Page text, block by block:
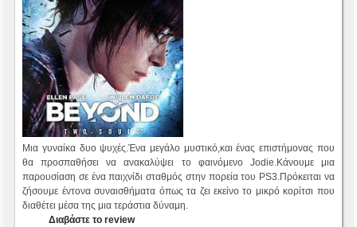
Μια γυναίκα δυο ψυχές.Ένα μεγάλο μυστικό,και ένας επιστήμονας που
θα προσπαθήσει να ανακαλύψει το φαινόμενο Jodie.Κάνουμε μια
παρουσίαση σε ένα παιχνίδι σταθμός στην πορεία του PS3.Πρόκειται να
ζήσουμε έντονα συναισθήματα όπως τα ζει εκείνο το μικρό κορίτσι που
διαθέτει μέσα της μια τεράστια δύναμη.
Διαβάστε το review